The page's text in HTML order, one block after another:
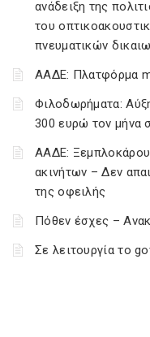
ανάδειξη της
του
πνευματικών
ΑΑΔΕ: Πλατφόρμα
Φιλοδωρήματα:
300 ευρώ τον μήνα
ΑΑΔΕ:
ακινήτων – Δεν
της οφειλής
Πόθεν έσχες –
Σε λειτουργία το